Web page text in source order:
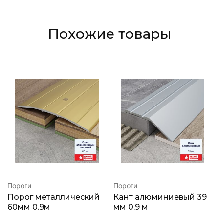
Похожие товары
Пороги
Порог металлический
60мм 0.9м
Пороги
Кант алюминиевый 39
мм 0.9 м